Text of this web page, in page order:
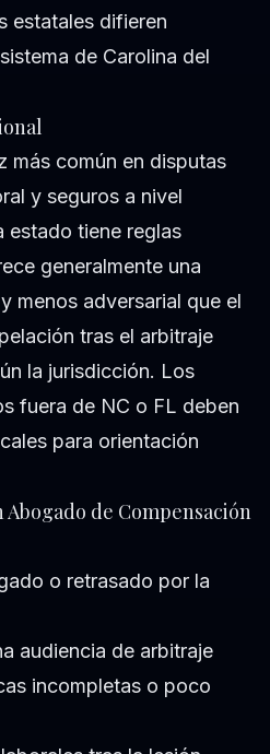
estatales difieren
de Carolina del
más común en disputas
y seguros a nivel
estado tiene reglas
generalmente una
menos adversarial que el
tras el arbitraje
la jurisdicción. Los
fuera de NC o FL deben
para orientación
de Compensación
o retrasado por la
audiencia de arbitraje
incompletas o poco